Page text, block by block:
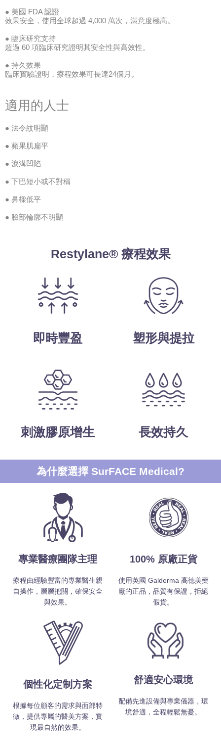
● 美國 FDA 認證
效果安全，使用全球超過 4,000 萬次，滿意度極高。
● 臨床研究支持
超過 60 項臨床研究證明其安全性與高效性。
● 持久效果
臨床實驗證明，療程效果可長達24個月。
適用的人士
● 法令紋明顯
● 蘋果肌扁平
● 淚溝凹陷
● 下巴短小或不對稱
● 鼻樑低平
● 臉部輪廓不明顯
Restylane® 療程效果
即時豐盈 塑形與提拉
刺激膠原增生 長效持久
為什麼選擇 SurFACE Medical?
專業醫療團隊主理
療程由經驗豐富的專業醫生親
自操作，層層把關，確保安全
與效果。
100% 原廠正貨
使用英國 Galderma 高德美藥
廠的正品，品質有保證，拒絕
假貨。
個性化定制方案
根據每位顧客的需求與面部特
徵，提供專屬的醫美方案，實
現最自然的效果。
舒適安心環境
配備先進設備與專業儀器，環
境舒適，全程輕鬆無憂。